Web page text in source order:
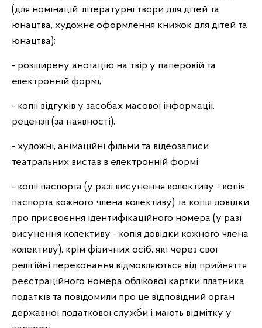
(для номінацій: літературні твори для дітей та
юнацтва, художнє оформлення книжок для дітей та
юнацтва);
- розширену анотацію на твір у паперовій та
електронній формі;
- копії відгуків у засобах масової інформації,
рецензії (за наявності);
- художні, анімаційні фільми та відеозаписи
театральних вистав в електронній формі;
- копії паспорта (у разі висунення колективу - копія
паспорта кожного члена колективу) та копія довідки
про присвоєння ідентифікаційного номера (у разі
висунення колективу - копія довідки кожного члена
колективу), крім фізичних осіб, які через свої
релігійні переконання відмовляються від прийняття
реєстраційного номера облікової картки платника
податків та повідомили про це відповідний орган
державної податкової служби і мають відмітку у